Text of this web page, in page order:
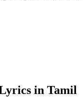
in Tamil